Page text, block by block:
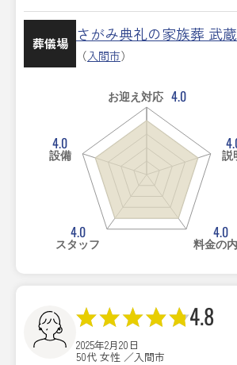
葬儀場 さがみ典礼の家族葬 武
（入間市）
お迎え対応 4.0
説
4.0
料金の
4.0
スタッフ
4.0
設備
4.8
2025年2月20日
50代 女性 ／入間市